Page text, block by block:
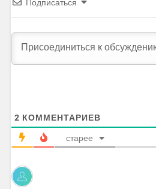
Подписаться
2 КОММЕНТАРИЕВ
старее